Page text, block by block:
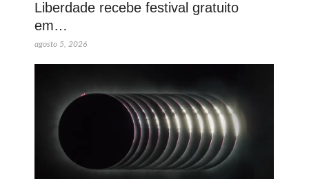
Liberdade recebe festival gratuito
em…
agosto 5, 2026